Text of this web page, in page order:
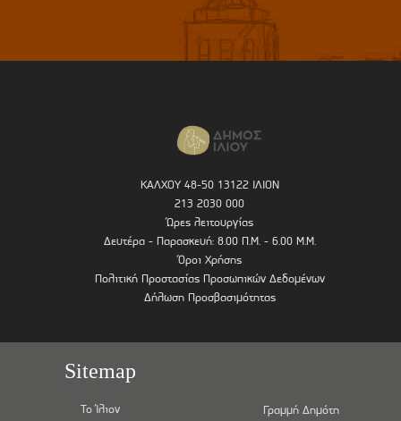
ΚΑΛΧΟΥ 48-50 13122 ΙΛΙΟΝ
213 2030 000
Ώρες λειτουργίας
Δευτέρα - Παρασκευή: 8.00 Π.Μ. - 6.00 Μ.Μ.
Όροι Χρήσης
Πολιτική Προστασίας Προσωπικών Δεδομένων
Δήλωση Προσβασιμότητας
Sitemap
Το Ίλιον Γραμμή Δημότη